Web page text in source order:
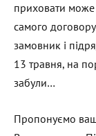
приховати може
самого
замовник і
13 травня, на
забули…
Пропонуємо